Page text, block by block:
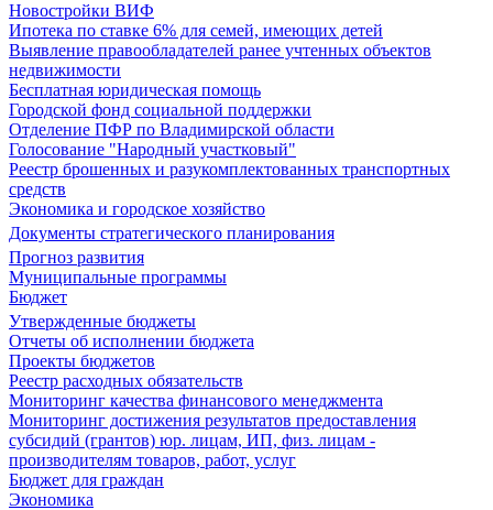
Новостройки ВИФ
Ипотека по ставке 6% для семей, имеющих детей
Выявление правообладателей ранее учтенных объектов
недвижимости
Бесплатная юридическая помощь
Городской фонд социальной поддержки
Отделение ПФР по Владимирской области
Голосование "Народный участковый"
Реестр брошенных и разукомплектованных транспортных
средств
Экономика и городское хозяйство
Документы стратегического планирования
Прогноз развития
Муниципальные программы
Бюджет
Утвержденные бюджеты
Отчеты об исполнении бюджета
Проекты бюджетов
Реестр расходных обязательств
Мониторинг качества финансового менеджмента
Мониторинг достижения результатов предоставления
субсидий (грантов) юр. лицам, ИП, физ. лицам -
производителям товаров, работ, услуг
Бюджет для граждан
Экономика